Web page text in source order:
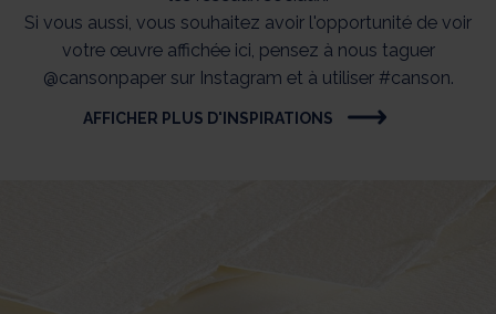
Si vous aussi, vous souhaitez avoir l'opportunité de voir
votre œuvre affichée ici, pensez à nous taguer
@cansonpaper sur Instagram et à utiliser #canson.
AFFICHER PLUS D'INSPIRATIONS